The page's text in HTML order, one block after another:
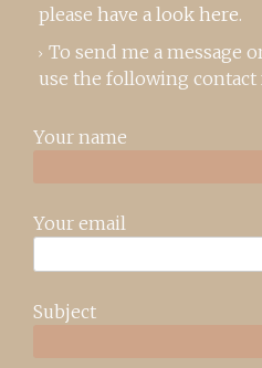
please have a look here.
To send me a message
use the following contact
Your name
Your email
Subject